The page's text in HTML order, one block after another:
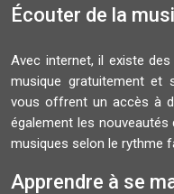
Écouter de la
Avec internet, il existe
musique gratuitement et
vous offrent un accès à
également les
musiques selon le rythme
Apprendre à se